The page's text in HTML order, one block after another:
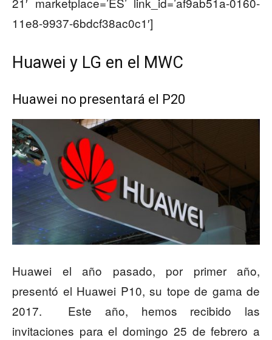
11e8-9937-6bdcf38ac0c1′]
Huawei y LG en el MWC
Huawei no presentará el P20
Huawei el año pasado, por primer año,
presentó el Huawei P10, su tope de gama de
2017. Este año, hemos recibido las
invitaciones para el domingo 25 de febrero a